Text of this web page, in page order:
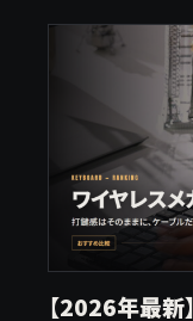
【2026年最新